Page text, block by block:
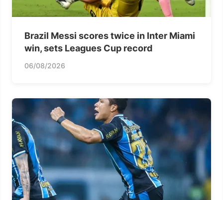
Brazil Messi scores twice in Inter Miami
win, sets Leagues Cup record
06/08/2026